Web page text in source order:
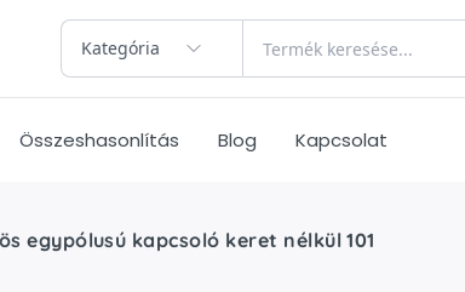
Kategória
Összeshasonlítás Blog Kapcsolat
egypólusú kapcsoló keret nélkül 101